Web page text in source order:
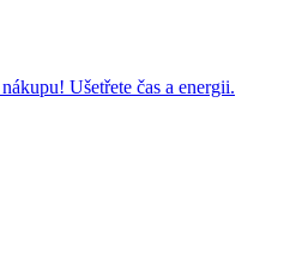
Ušetřete čas a energii.